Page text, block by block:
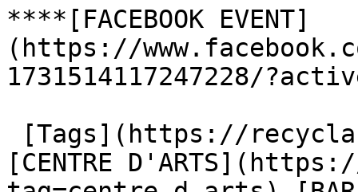
****[FACEBOOK EVENT]
(https://
1731514117247228/
[CENTRE